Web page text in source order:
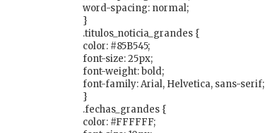
word-spacing: normal;
}
.titulos_noticia_grandes {
color: #85B545;
font-size: 25px;
font-weight: bold;
font-family: Arial, Helvetica, sans-serif;
}
.fechas_grandes {
color: #FFFFFF;